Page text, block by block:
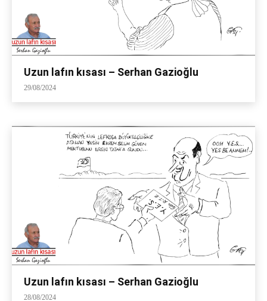
Uzun lafın kısası – Serhan Gazioğlu
29/08/2024
Uzun lafın kısası – Serhan Gazioğlu
28/08/2024